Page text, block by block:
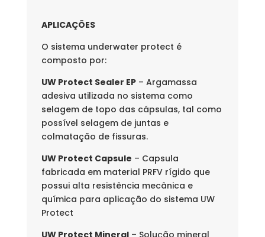
APLICAÇÕES
O sistema underwater protect é
composto por:
UW Protect Sealer EP– Argamassa
adesiva utilizada no sistema como
selagem de topo das cápsulas, tal como
possível selagem de juntas e
colmatação de fissuras.
UW Protect Capsule – Capsula
fabricada em material PRFV rígido que
possui alta resistência mecânica e
química para aplicação do sistema UW
Protect